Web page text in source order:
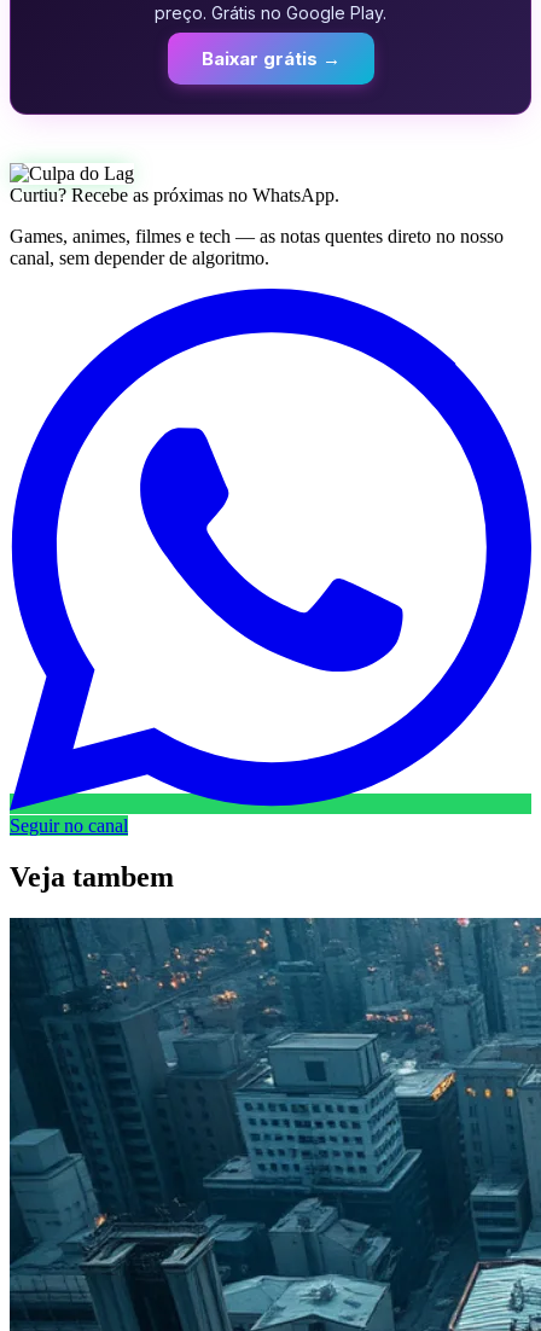
preço. Grátis no Google Play.
Baixar grátis →
Curtiu? Recebe as próximas no WhatsApp.
Games, animes, filmes e tech — as notas quentes direto no nosso
canal, sem depender de algoritmo.
Seguir no canal
Veja tambem